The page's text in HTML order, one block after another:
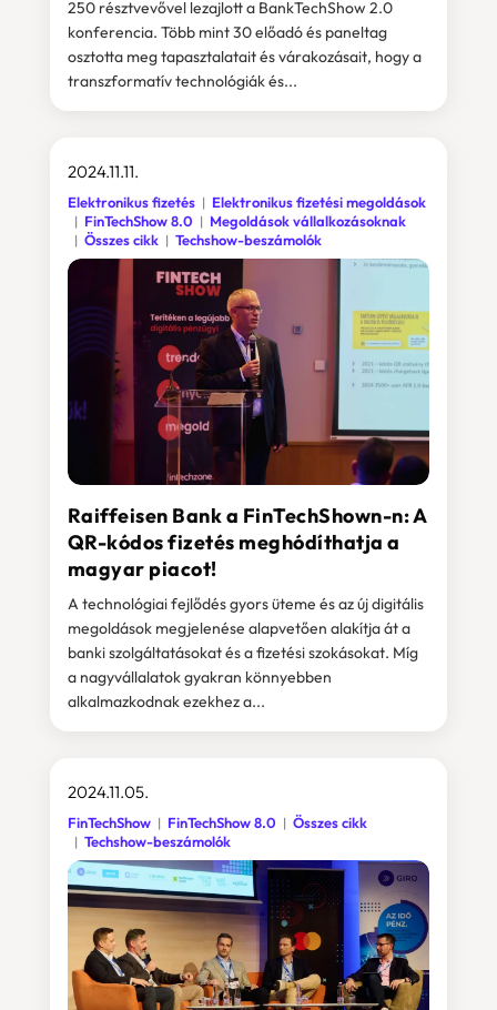
250 résztvevővel lezajlott a BankTechShow 2.0
konferencia. Több mint 30 előadó és paneltag
osztotta meg tapasztalatait és várakozásait, hogy a
transzformatív technológiák és...
Raiffeisen Bank a FinTechShown-n: A
QR-kódos fizetés meghódíthatja a
magyar piacot!
2024.11.11.
Elektronikus fizetés
Elektronikus fizetési megoldások
FinTechShow 8.0
Megoldások vállalkozásoknak
Összes cikk
Techshow-beszámolók
A technológiai fejlődés gyors üteme és az új digitális
megoldások megjelenése alapvetően alakítja át a
banki szolgáltatásokat és a fizetési szokásokat. Míg
a nagyvállalatok gyakran könnyebben
alkalmazkodnak ezekhez a...
2024.11.05.
FinTechShow FinTechShow 8.0
Összes cikk
Techshow-beszámolók